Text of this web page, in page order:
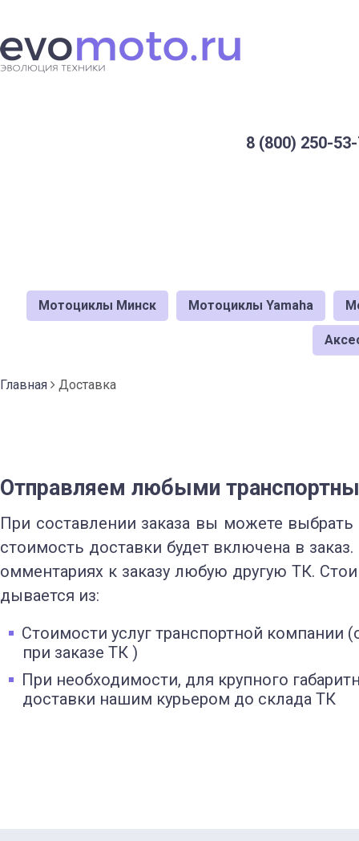
8 (800) 250-
Мотоциклы Минск Мотоциклы Yamaha
Главная Доставка
Отправляем любыми
При составлении заказа вы можете
стоимость доставки будет включена в
омментариях к заказу любую другую ТК.
дывается из:
Стоимости услуг транспортной компании
при заказе ТК )
При необходимости, для крупного
доставки нашим курьером до склада ТК